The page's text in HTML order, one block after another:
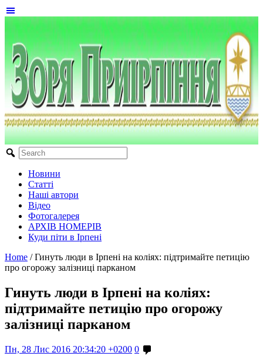
Новини
Статті
Наші автори
Відео
Фотогалерея
АРХІВ НОМЕРІВ
Куди піти в Ірпені
Home / Гинуть люди в Ірпені на коліях: підтримайте петицію
про огорожу залізниці парканом
Гинуть люди в Ірпені на коліях:
підтримайте петицію про огорожу
залізниці парканом
Пн, 28 Лис 2016 20:34:20 +0200 0